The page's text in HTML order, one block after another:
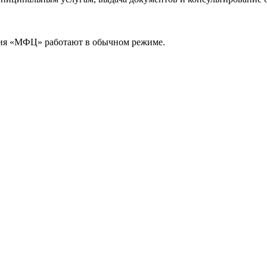
работают в обычном режиме.